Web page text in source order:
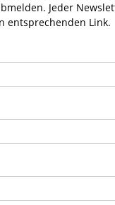
Jeder
entsprechenden Link.